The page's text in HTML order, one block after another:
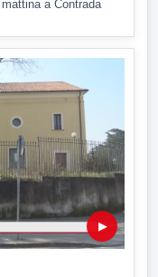
a Contrada
▶